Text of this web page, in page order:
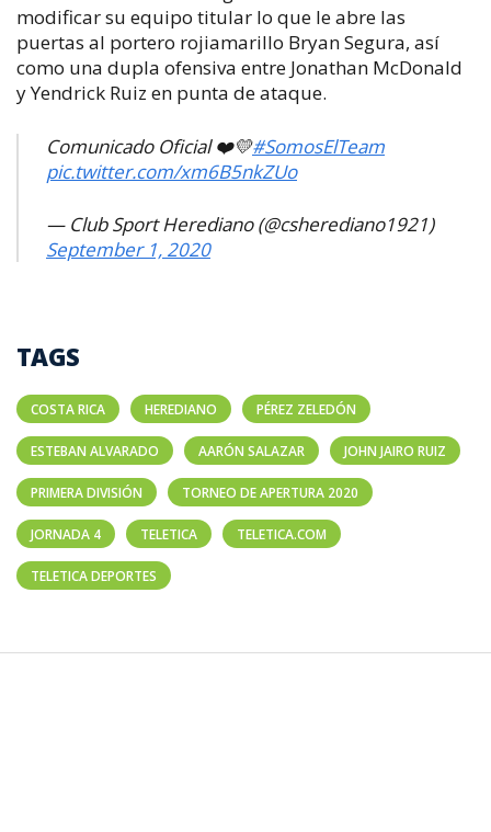
modificar su equipo titular lo que le abre las
puertas al portero rojiamarillo Bryan Segura, así
como una dupla ofensiva entre Jonathan McDonald
y Yendrick Ruiz en punta de ataque.
Comunicado Oficial ❤️💛#SomosElTeam
pic.twitter.com/xm6B5nkZUo
— Club Sport Herediano (@csherediano1921)
September 1, 2020
TAGS
COSTA RICA HEREDIANO PÉREZ ZELEDÓN
ESTEBAN ALVARADO AARÓN SALAZAR JOHN JAIRO RUIZ
PRIMERA DIVISIÓN TORNEO DE APERTURA 2020
JORNADA 4 TELETICA TELETICA.COM
TELETICA DEPORTES